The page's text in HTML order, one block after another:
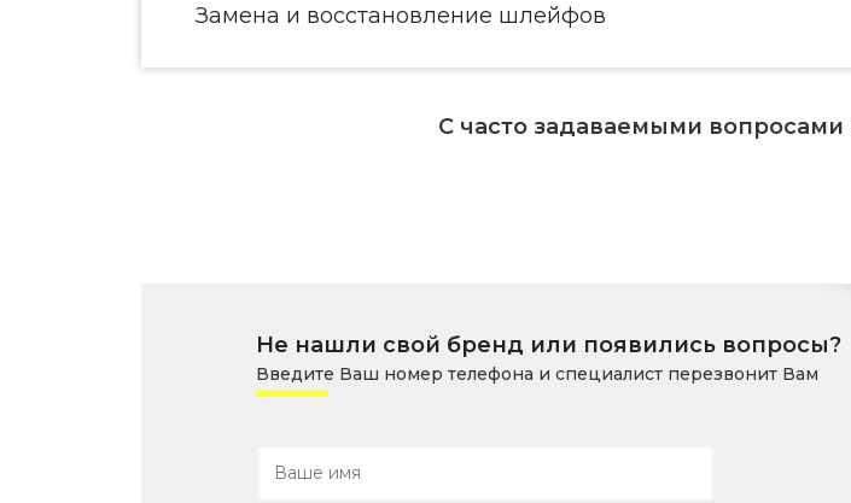
Замена и восстановление шлейфов
С часто задаваемыми
Не нашли свой бренд или появились вопросы?
Введите Ваш номер телефона и специалист перезвонит Вам